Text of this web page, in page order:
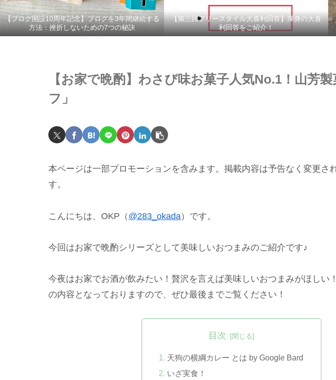
【ブログ開設10周年記念】ブログを3年間継続する
方法：挫折しないための7つの秘訣
【第三回フリースタイル大喜利回答】渾身の大喜
利回答をご紹介！
【お家で晩酌】わさび味お菓子人気No.1！山芳
フ」
本ページは一部プロモーションを含みます。掲載内容は予告なく変更さ
す。
こんにちは、OKP（ @283_okada）です。
今回はお家で晩酌シリーズとして美味しいおつまみのご紹介です♪
今夜はお家でお酒が飲みたい！贅沢を言えば美味しいおつまみがほしい
の内容となっておりますので、ぜひ最後までご覧ください！
目次
天狗の横綱カレー とは by Google Bard
いざ実食！